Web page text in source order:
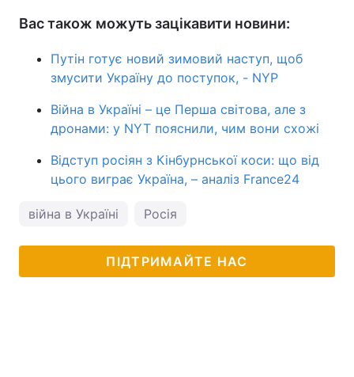
Вас також можуть зацікавити новини:
Путін готує новий зимовий наступ, щоб
змусити Україну до поступок, - NYP
Війна в Україні – це Перша світова, але з
дронами: у NYT пояснили, чим вони схожі
Відступ росіян з Кінбурнської коси: що від
цього виграє Україна, – аналіз France24
війна в Україні Росія
ПІДТРИМАЙТЕ НАС